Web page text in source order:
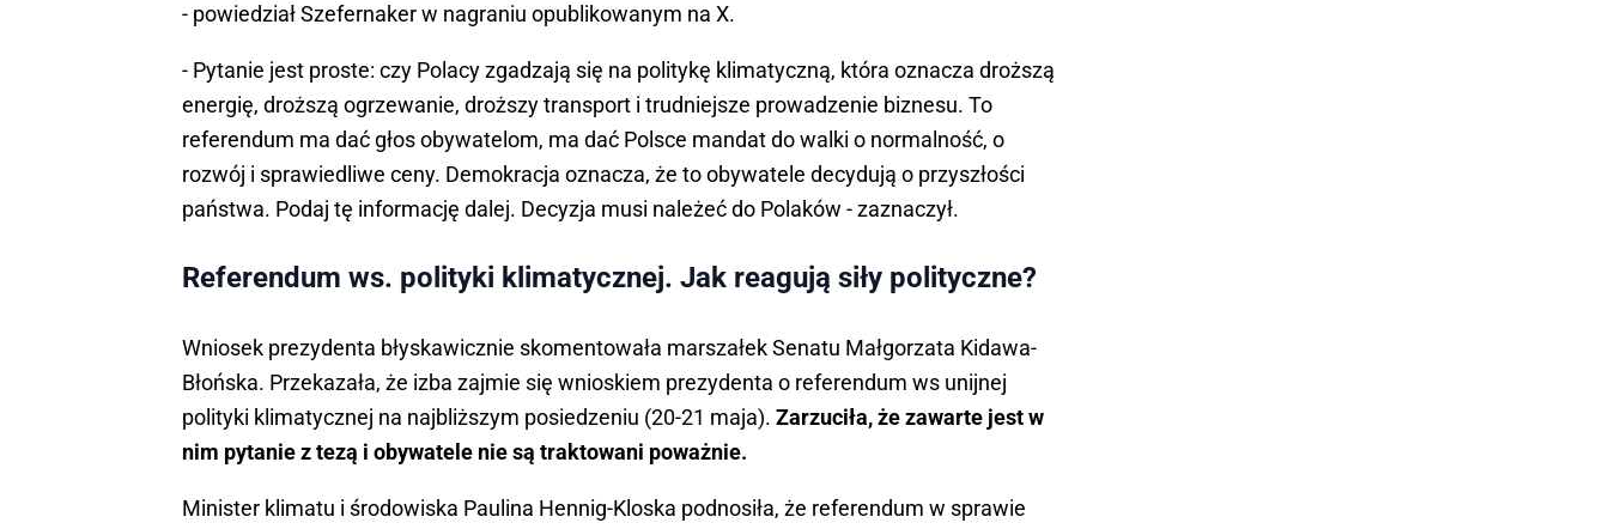
- powiedział Szefernaker w nagraniu opublikowanym na X.
- Pytanie jest proste: czy Polacy zgadzają się na politykę klimatyczną, która oznacza droższą
energię, droższą ogrzewanie, droższy transport i trudniejsze prowadzenie biznesu. To
referendum ma dać głos obywatelom, ma dać Polsce mandat do walki o normalność, o
rozwój i sprawiedliwe ceny. Demokracja oznacza, że to obywatele decydują o przyszłości
państwa. Podaj tę informację dalej. Decyzja musi należeć do Polaków - zaznaczył.
Referendum ws. polityki klimatycznej. Jak reagują siły polityczne?
Wniosek prezydenta błyskawicznie skomentowała marszałek Senatu Małgorzata Kidawa-
Błońska. Przekazała, że izba zajmie się wnioskiem prezydenta o referendum ws unijnej
polityki klimatycznej na najbliższym posiedzeniu (20-21 maja). Zarzuciła, że zawarte jest w
nim pytanie z tezą i obywatele nie są traktowani poważnie.
Minister klimatu i środowiska Paulina Hennig-Kloska podnosiła, że referendum w sprawie